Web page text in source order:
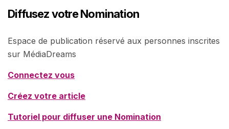
Diffusez votre Nomination
Espace de publication réservé aux personnes inscrites
sur MédiaDreams
Connectez vous
Créez votre article
Tutoriel pour diffuser une Nomination